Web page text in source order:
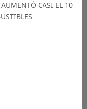
AUMENTÓ CASI EL 10